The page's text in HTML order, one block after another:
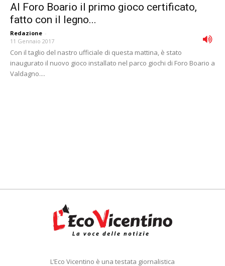
Al Foro Boario il primo gioco certificato,
fatto con il legno...
Redazione -
11 Gennaio 2017
Con il taglio del nastro ufficiale di questa mattina, è stato
inaugurato il nuovo gioco installato nel parco giochi di Foro Boario a
Valdagno....
L’Eco Vicentino è una testata giornalistica